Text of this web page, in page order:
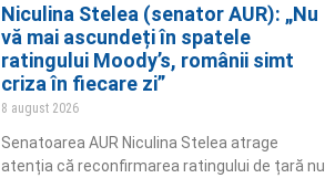
Niculina Stelea (senator AUR): „Nu
vă mai ascundeți în spatele
ratingului Moody’s, românii simt
criza în fiecare zi”
8 august 2026
Senatoarea AUR Niculina Stelea atrage
atenția că reconfirmarea ratingului de țară nu